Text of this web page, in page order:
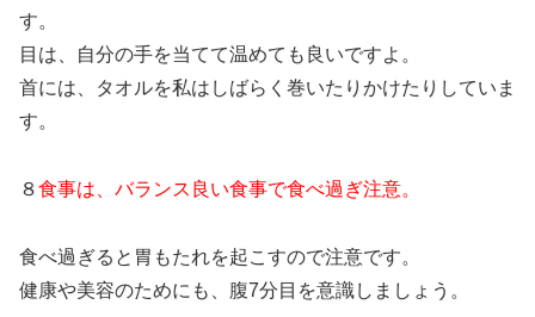
す。
目は、自分の手を当てて温めても良いですよ。
首には、タオルを私はしばらく巻いたりかけたりしていま
す。
８食事は、バランス良い食事で食べ過ぎ注意。
食べ過ぎると胃もたれを起こすので注意です。
健康や美容のためにも、腹7分目を意識しましょう。